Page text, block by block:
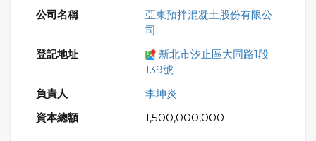
亞東預拌混凝土股份有限公
司
新北市汐止區大同路1段
139號
李坤炎
1,500,000,000